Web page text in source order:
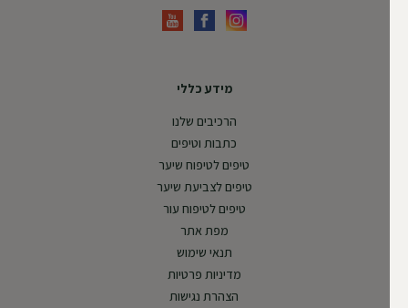
מידע כללי
הרכיבים שלנו
כתבות וטיפים
טיפים לטיפוח שיער
טיפים לצביעת שיער
טיפים לטיפוח עור
מפת אתר
תנאי שימוש
מדיניות פרטיות
הצהרת נגישות